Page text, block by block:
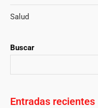
Buscar
Entradas recientes
Salud